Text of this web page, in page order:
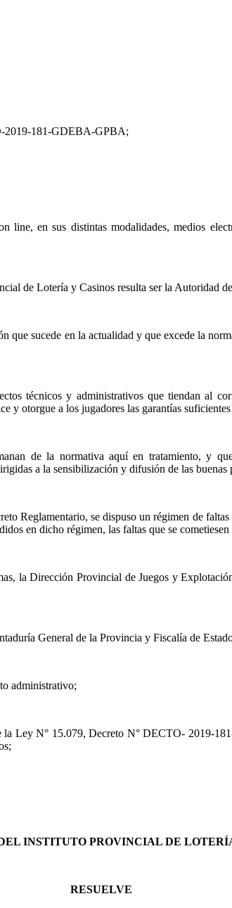
2019-181-GDEBA-GPBA;
en sus distintas modalidades, medios
de Lotería y Casinos resulta ser la Autoridad
sucede en la actualidad y que excede la
técnicos y administrativos que tiendan al
otorgue a los jugadores las garantías
de la normativa aquí en tratamiento, y
a la sensibilización y difusión de las buenas
Reglamentario, se dispuso un régimen de
en dicho régimen, las faltas que se cometiesen
la Dirección Provincial de Juegos y
General de la Provincia y Fiscalía de
administrativo;
la Ley N° 15.079, Decreto N° DECTO- 2019-
INSTITUTO PROVINCIAL DE
RESUELVE